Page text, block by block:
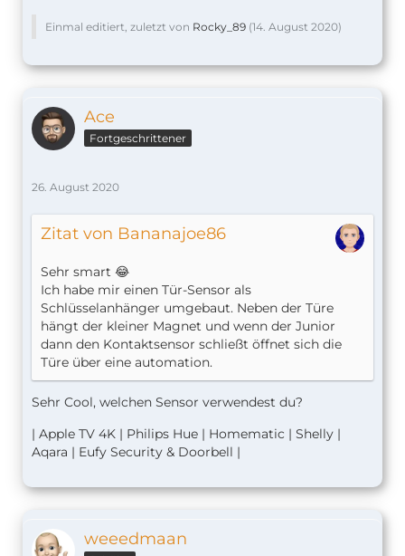
Einmal editiert, zuletzt von Rocky_89 (14. August 2020)
Ace
Fortgeschrittener
26. August 2020
Zitat von Bananajoe86
Sehr smart 😂
Ich habe mir einen Tür-Sensor als
Schlüsselanhänger umgebaut. Neben der Türe
hängt der kleiner Magnet und wenn der Junior
dann den Kontaktsensor schließt öffnet sich die
Türe über eine automation.
Sehr Cool, welchen Sensor verwendest du?
| Apple TV 4K | Philips Hue | Homematic | Shelly |
Aqara | Eufy Security & Doorbell |
weeedmaan